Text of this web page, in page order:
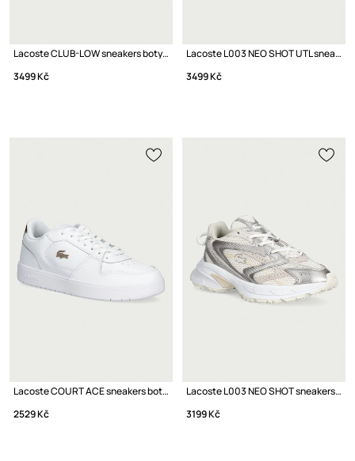
Lacoste CLUB-LOW sneakers boty dámské kožené
3499 Kč
Lacoste L003 NEO SHOT UTL sneakers boty dámské
3499 Kč
Lacoste COURT ACE sneakers boty dámské
2529 Kč
Lacoste L003 NEO SHOT sneakers boty dámské
3199 Kč